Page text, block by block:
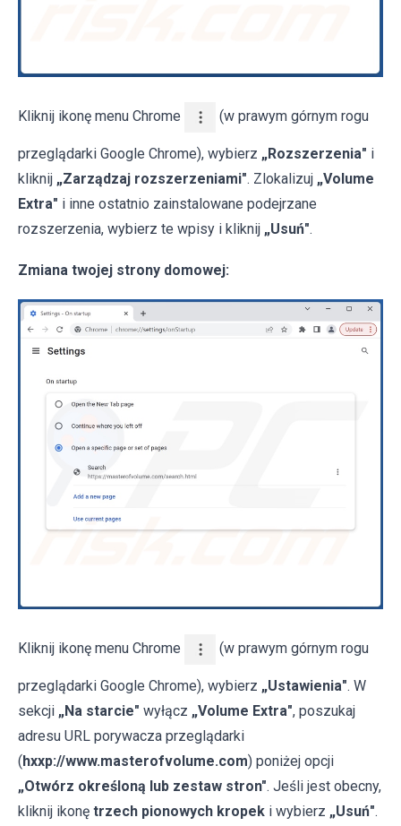
Kliknij ikonę menu Chrome (w prawym górnym rogu
przeglądarki Google Chrome), wybierz „Rozszerzenia" i
kliknij „Zarządzaj rozszerzeniami". Zlokalizuj „Volume
Extra" i inne ostatnio zainstalowane podejrzane
rozszerzenia, wybierz te wpisy i kliknij „Usuń".
Zmiana twojej strony domowej:
Kliknij ikonę menu Chrome (w prawym górnym rogu
przeglądarki Google Chrome), wybierz „Ustawienia". W
sekcji „Na starcie" wyłącz „Volume Extra", poszukaj
adresu URL porywacza przeglądarki
(hxxp://www.masterofvolume.com) poniżej opcji
„Otwórz określoną lub zestaw stron". Jeśli jest obecny,
kliknij ikonę trzech pionowych kropek i wybierz „Usuń".